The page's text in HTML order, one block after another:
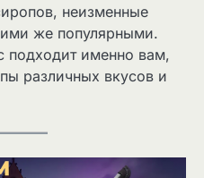
неизменные
же популярными.
подходит именно вам,
различных вкусов и